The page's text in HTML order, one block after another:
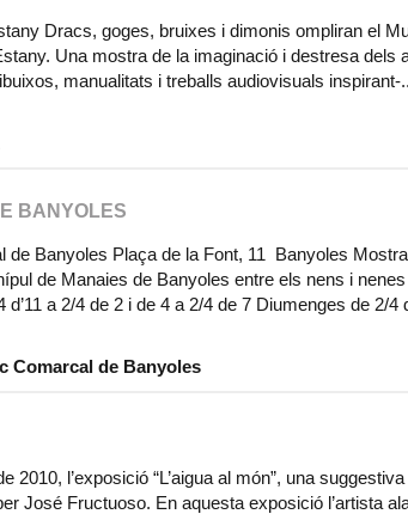
Dracs, goges, bruixes i dimonis ompliran el
Una mostra de la imaginació i destresa dels
manualitats i treballs audiovisuals inspirant-
BANYOLES
de Banyoles Plaça de la Font, 11 Banyoles
de Manaies de Banyoles entre els nens i
a 2/4 de 2 i de 4 a 2/4 de 7 Diumenges de 2/4
Comarcal de Banyoles
2010, l’exposició “L’aigua al món”, una
José Fructuoso. En aquesta exposició l’artista